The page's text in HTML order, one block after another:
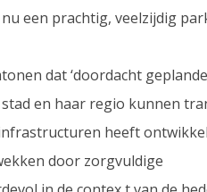
een prachtig, veelzijdig
dat ‘doordacht
en haar regio kunnen
heeft
door zorgvuldige